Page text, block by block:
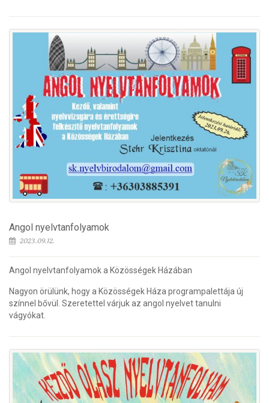
Angol nyelvtanfolyamok
2023.09.12.
Angol nyelvtanfolyamok a Közösségek Házában
Nagyon örülünk, hogy a Közösségek Háza programpalettája új
színnel bővül. Szeretettel várjuk az angol nyelvet tanulni
vágyókat.